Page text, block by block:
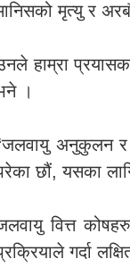
मृत्यु र
हाम्रा
।
अनुकुलन र
छौं, यसका
वित्त
गर्दा